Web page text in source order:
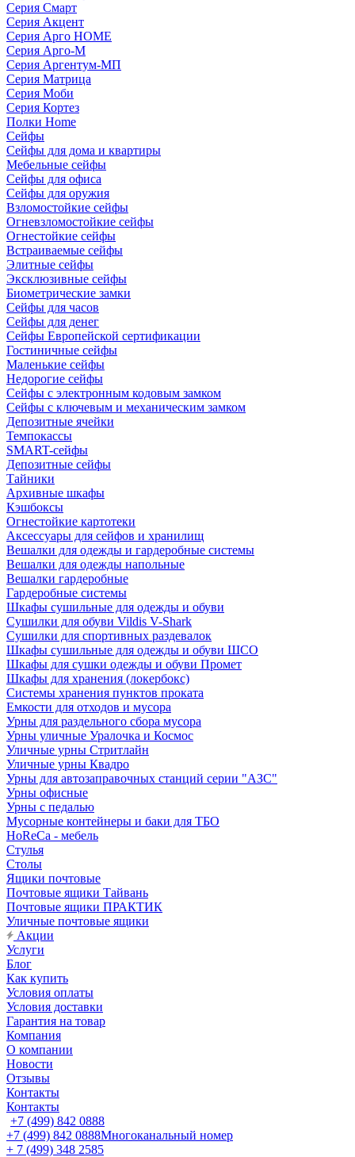
Серия Смарт
Серия Акцент
Серия Арго HOME
Серия Арго-М
Серия Аргентум-МП
Серия Матрица
Серия Моби
Серия Кортез
Полки Home
Сейфы
Сейфы для дома и квартиры
Мебельные сейфы
Сейфы для офиса
Сейфы для оружия
Взломостойкие сейфы
Огневзломостойкие сейфы
Огнестойкие сейфы
Встраиваемые сейфы
Элитные сейфы
Эксклюзивные сейфы
Биометрические замки
Сейфы для часов
Сейфы для денег
Сейфы Европейской сертификации
Гостиничные сейфы
Маленькие сейфы
Недорогие сейфы
Сейфы с электронным кодовым замком
Сейфы с ключевым и механическим замком
Депозитные ячейки
Темпокассы
SMART-сейфы
Депозитные сейфы
Тайники
Архивные шкафы
Кэшбоксы
Огнестойкие картотеки
Аксессуары для сейфов и хранилищ
Вешалки для одежды и гардеробные системы
Вешалки для одежды напольные
Вешалки гардеробные
Гардеробные системы
Шкафы сушильные для одежды и обуви
Сушилки для обуви Vildis V-Shark
Сушилки для спортивных раздевалок
Шкафы сушильные для одежды и обуви ШСО
Шкафы для сушки одежды и обуви Промет
Шкафы для хранения (локербокс)
Системы хранения пунктов проката
Емкости для отходов и мусора
Урны для раздельного сбора мусора
Урны уличные Уралочка и Космос
Уличные урны Стритлайн
Уличные урны Квадро
Урны для автозаправочных станций серии "АЗС"
Урны офисные
Урны с педалью
Мусорные контейнеры и баки для ТБО
HoReCa - мебель
Стулья
Столы
Ящики почтовые
Почтовые ящики Тайвань
Почтовые ящики ПРАКТИК
Уличные почтовые ящики
Акции
Услуги
Блог
Как купить
Условия оплаты
Условия доставки
Гарантия на товар
Компания
О компании
Новости
Отзывы
Контакты
Контакты
+7 (499) 842 0888
+7 (499) 842 0888Многоканальный номер
+ 7 (499) 348 2585